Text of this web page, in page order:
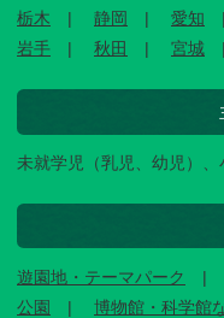
栃木
静岡 愛知
岩手
秋田 宮城
未就学児（乳児、幼児）
遊園地・テーマパーク
公園
博物館・科学館